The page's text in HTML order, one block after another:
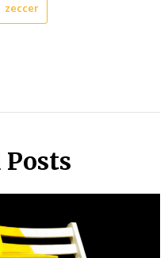
zeccer